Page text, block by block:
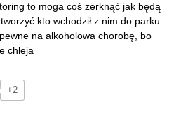
to moga coś zerknąć jak będą
kto wchodził z nim do parku.
na alkoholowa chorobę, bo
chleja
+2